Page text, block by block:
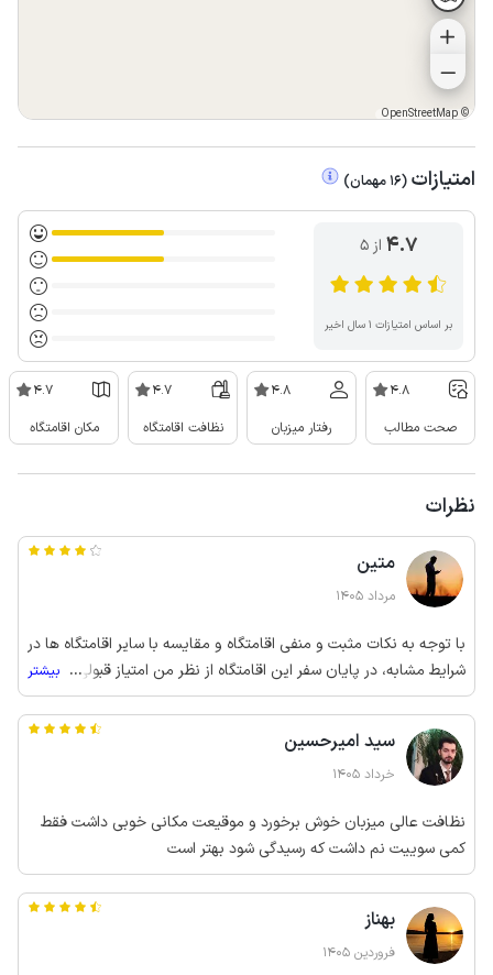
©
OpenStreetMap
امتیازات (
16 مهمان)
4.7 از ۵
بر اساس امتیازات ۱ سال اخیر
4.8
صحت مطالب
4.8
رفتار میزبان
4.7
نظافت اقامتگاه
4.7
مکان اقامتگاه
نظرات
متین
مرداد 1405
با توجه به نکات مثبت و منفی اقامتگاه و مقایسه با سایر اقامتگاه ها در
شرایط مشابه، در پایان سفر این اقامتگاه از نظر من امتیاز قبولی رو می
گیره
... بیشتر
سید امیرحسین
خرداد 1405
نظافت عالی میزبان خوش برخورد و موقیعت مکانی خوبی داشت فقط
کمی سوییت نم داشت که رسیدگی شود بهتر است
بهناز
فروردین 1405